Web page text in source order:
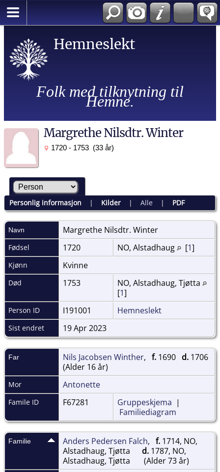
Hemneslekt
Folk med tilknytning til
Hemne.
Margrethe Nilsdtr. Winter
1720 - 1753 (33 år)
Personlig informasjon | Kilder| Alle| PDF
Navn Margrethe Nilsdtr. Winter
Fødsel 1720 NO, Alstadhaug [1]
Kjønn Kvinne
Død 1753
NO, Alstadhaug, Tjøtta
[1]
Person ID I191001 Hemneslekt
Sist endret 19 Apr 2023
Far Nils Jacobsen Winther, f. 1690 d. 1706
(Alder 16 år)
Mor Antonette
Famile ID F67281 Gruppeskjema |
Familiediagram
Familie Anders Pedersen Falch, f. 1714, NO,
Alstadhaug, Tjøtta
d. 1787, NO,
Alstadhaug, Tjøtta
(Alder 73 år)